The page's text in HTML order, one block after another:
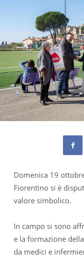
Domenica 19
Fiorentino si è
valore simbolico.
In campo si sono
e la formazione
da medici e